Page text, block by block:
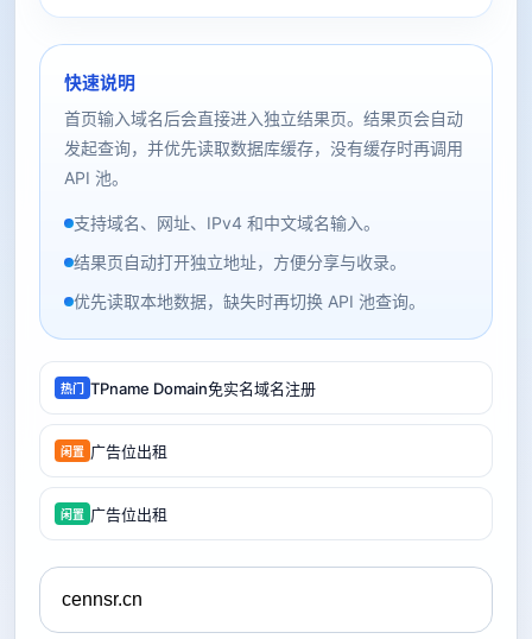
快速说明
首页输入域名后会直接进入独立结果页。结果页会自动
发起查询，并优先读取数据库缓存，没有缓存时再调用
API 池。
支持域名、网址、IPv4 和中文域名输入。
结果页自动打开独立地址，方便分享与收录。
优先读取本地数据，缺失时再切换 API 池查询。
热门 TPname Domain免实名域名注册
闲置 广告位出租
闲置 广告位出租